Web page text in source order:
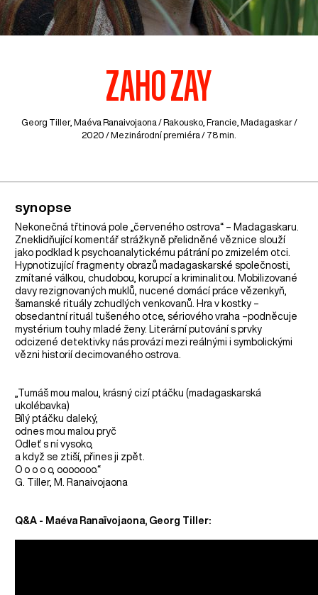
ZAHO ZAY
Georg Tiller, Maéva Ranaivojaona / Rakousko, Francie Madagaskar/
2020 / Mezinárodní premiéra / 78 min.
synopse
Nekonečná třtinová pole „červeného ostrova“ – Madagaskaru.
Zneklidňující komentář strážkyně přelidněné věznice slouží
jako podklad k psychoanalytickému pátrání po zmizelém otci.
Hypnotizující fragmenty obrazů madagaskarské společnosti,
zmítané válkou, chudobou, korupcí a kriminalitou. Mobilizované
davy rezignovaných muklů, nucené domácí práce vězenkyň,
šamanské rituály zchudlých venkovanů. Hra v kostky –
obsedantní rituál tušeného otce, sériového vraha –podněcuje
mystérium touhy mladé ženy. Literární putování s prvky
odcizené detektivky nás provází mezi reálnými i symbolickými
vězni historií decimovaného ostrova.
„Tumáš mou malou, krásný cizí ptáčku (madagaskarská
ukolébavka)
Bílý ptáčku daleký,
odnes mou malou pryč
Odleť s ní vysoko,
a když se ztiší, přines ji zpět.
O o o o o, ooooooo.“
G. Tiller, M. Ranaivojaona
Q&A - Maéva Ranaïvojaona, Georg Tiller: